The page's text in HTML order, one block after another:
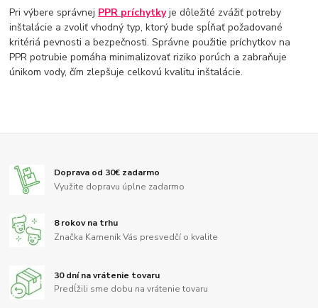
Pri výbere správnej PPR príchytkyje dôležité zvážiť potreby
inštalácie a zvoliť vhodný typ, ktorý bude spĺňať požadované
kritériá pevnosti a bezpečnosti. Správne použitie príchytkov na
PPR potrubie pomáha minimalizovať riziko porúch a zabraňuje
únikom vody, čím zlepšuje celkovú kvalitu inštalácie.
Doprava od 30€ zadarmo
Využite dopravu úplne zadarmo
8 rokov na trhu
Značka Kameník Vás presvedčí o kvalite
30 dní na vrátenie tovaru
Predĺžili sme dobu na vrátenie tovaru